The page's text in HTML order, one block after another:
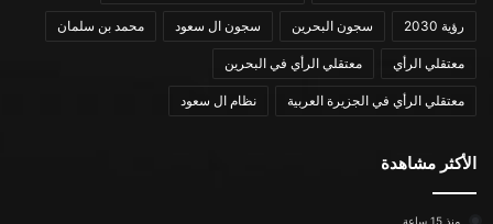
رؤية 2030 سجون البحرين سجون ال سعود محمد بن سلمان
معتقلي الرأي معتقلي الرأي في البحرين
معتقلي الرأي في الجزيرة العربية نظام ال سعود
الأكثر مشاهدة
منذ 15 ساعة